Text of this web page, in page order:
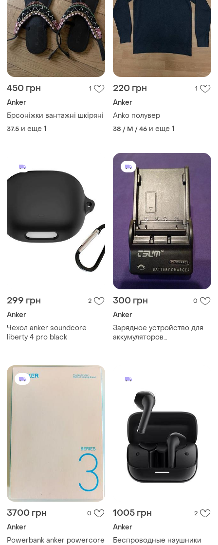
450 грн 1
Anker
Брсоніжки вантажні шкіряні
37.5 и еще 1
220 грн 1
Anker
Anko полувер
38 / M / 46 и еще 1
299 грн 2
Anker
Чехол anker soundcore
liberty 4 pro black
300 грн 0
Anker
Зарядное устройство для
аккумуляторов
3700 грн 0
Anker
Powerbank anker powercore
1005 грн 2
Anker
Беспроводные наушники